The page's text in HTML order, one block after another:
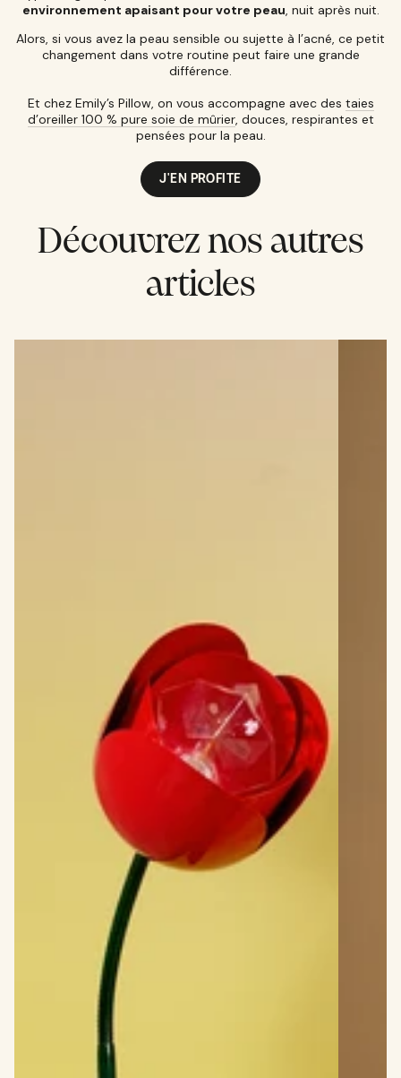
environnement apaisant pour votre peau , nuit après nuit.
Alors, si vous avez la peau sensible ou sujette à l’acné, ce petit
changement dans votre routine peut faire une grande
différence.
Et chez Emily’s Pillow, on vous accompagne avec des taies
d’oreiller 100 % pure soie de mûrier, douces, respirantes et
pensées pour la peau.
J'EN PROFITE
Découvrez nos autres
articles